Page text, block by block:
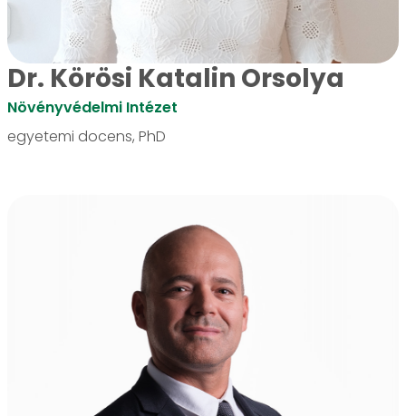
Dr. Körösi Katalin Orsolya
Növényvédelmi Intézet
egyetemi docens, PhD